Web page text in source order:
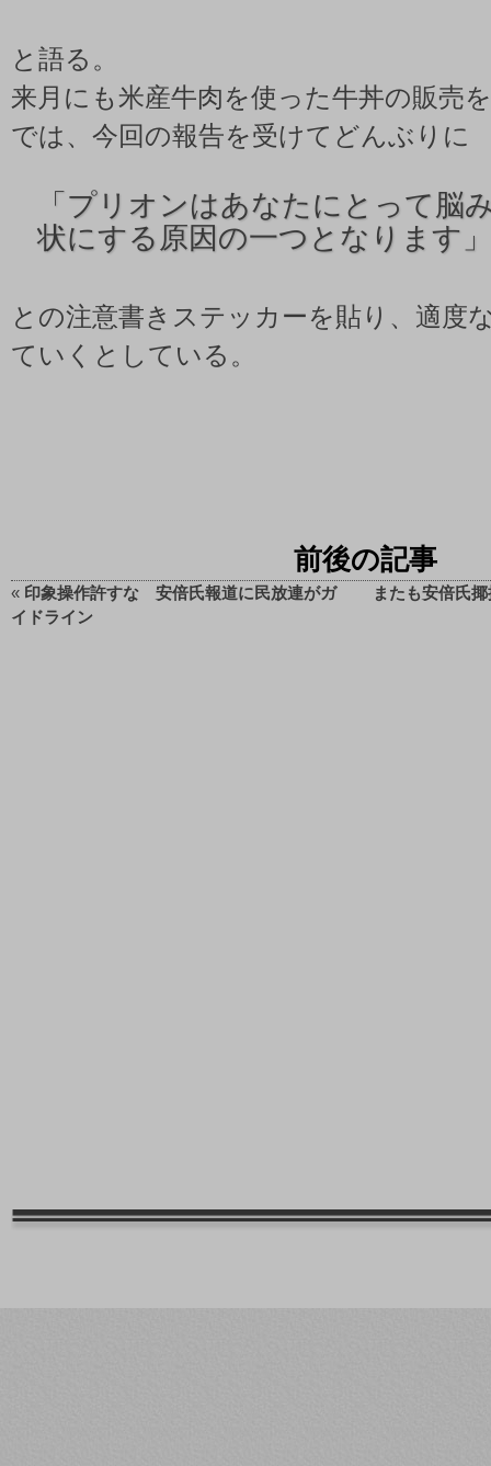
と語る。
来月にも米産牛肉を使った牛丼の販売
では、今回の報告を受けてどんぶりに
「プリオンはあなたにとって脳
状にする原因の一つとなります」
との注意書きステッカーを貼り、適度
ていくとしている。
前後の記事
« 印象操作許すな 安倍氏報道に民放連がガ
イドライン
またも安倍氏